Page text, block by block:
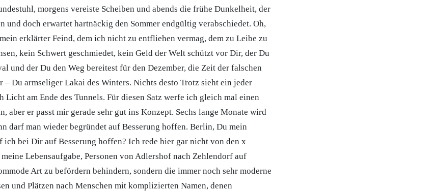
morgens vereiste Scheiben und abends die frühe Dunkelheit, der
und doch erwartet hartnäckig den Sommer endgültig verabschiedet. Oh,
erklärter Feind, dem ich nicht zu entfliehen vermag, dem zu Leibe zu
kein Schwert geschmiedet, kein Geld der Welt schützt vor Dir, der Du
und der Du den Weg bereitest für den Dezember, die Zeit der falschen
Du armseliger Lakai des Winters. Nichts desto Trotz sieht ein jeder
Licht am Ende des Tunnels. Für diesen Satz werfe ich gleich mal einen
aber er passt mir gerade sehr gut ins Konzept. Sechs lange Monate wird
darf man wieder begründet auf Besserung hoffen. Berlin, Du mein
ich bei Dir auf Besserung hoffen? Ich rede hier gar nicht von den x
Lebensaufgabe, Personen von Adlershof nach Zehlendorf auf
Art zu befördern behindern, sondern die immer noch sehr moderne
und Plätzen nach Menschen mit komplizierten Namen, denen